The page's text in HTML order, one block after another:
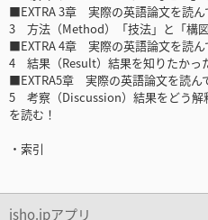
■EXTRA 3章 実際の英語論文を読ん
3 方法（Method）「技法」と「構
■EXTRA 4章 実際の英語論文を読ん
4 結果（Result）結果を知りたかっ
■EXTRA5章 実際の英語論文を読ん
5 考察（Discussion）結果をどう解
を読む！
・索引
isho.jpアプリ